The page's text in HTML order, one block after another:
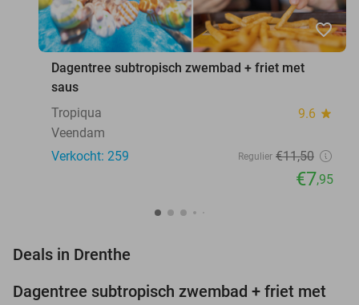
favorite_border
Dagentree subtropisch zwembad + friet met
saus
Tropiqua
9.6 star
Veendam
Verkocht: 259
Regulier €11,50
€7,95
Deals in Drenthe
31%
NEW
Dagentree subtropisch zwembad + friet met